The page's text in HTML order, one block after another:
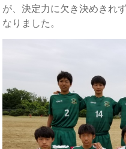
が、決定力に欠き決めきれ
なりました。